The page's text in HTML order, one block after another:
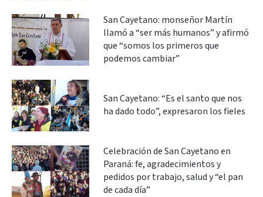
San Cayetano: monseñor Martín
llamó a “ser más humanos” y afirmó
que “somos los primeros que
podemos cambiar”
San Cayetano: “Es el santo que nos
ha dado todo”, expresaron los fieles
Celebración de San Cayetano en
Paraná: fe, agradecimientos y
pedidos por trabajo, salud y “el pan
de cada día”